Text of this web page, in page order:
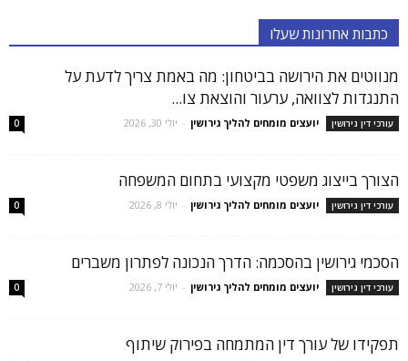
כתבות אחרונות שעלו
מנווטים את הירושה בביטחון: מה באמת צריך לדעת על
התנגדות לצוואה, ערעור והוצאת צו...
עורכי דין גירושין יועצים מומחים להליך גירושין - יולי 30, 2026 0
הצורך בייצוג משפטי מקצועי בתחום המשפחה
עורכי דין גירושין יועצים מומחים להליך גירושין - יולי 8, 2026 0
הסכמי גירושין בהסכמה: הדרך הנכונה לפתרון משברים
עורכי דין גירושין יועצים מומחים להליך גירושין - יולי 7, 2026 0
תפקידו של עורך דין המתמחה בפירוק שיתוף